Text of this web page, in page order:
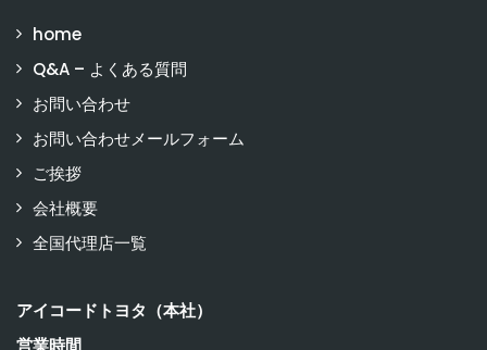
home
Q&A – よくある質問
お問い合わせ
お問い合わせメールフォーム
ご挨拶
会社概要
全国代理店一覧
アイコードトヨタ（本社）
営業時間